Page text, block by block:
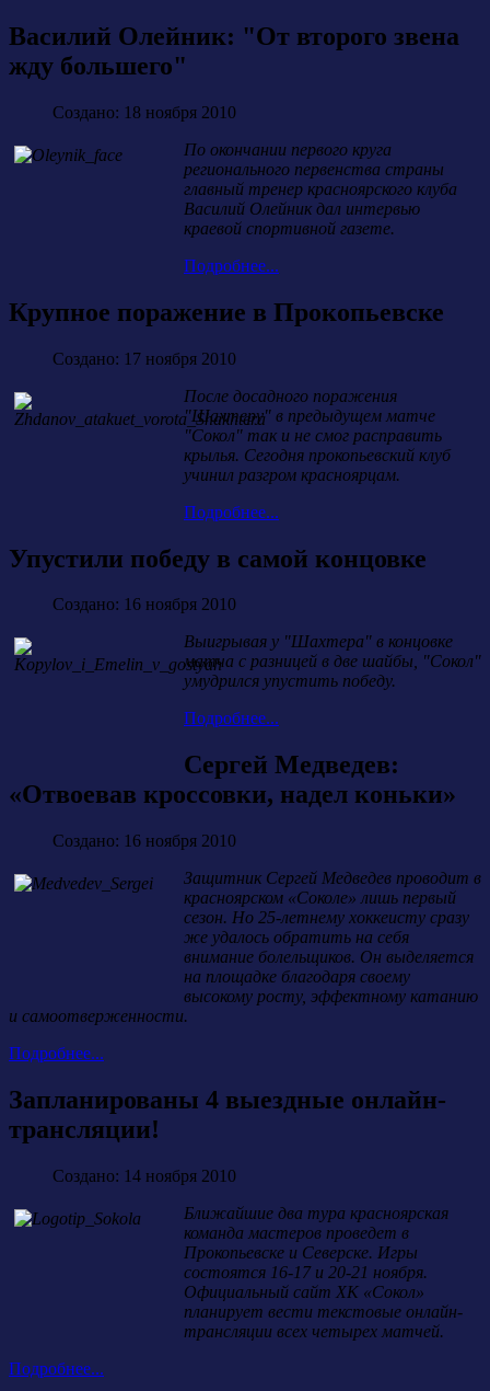
Василий Олейник: "От второго звена
жду большего"
Создано: 18 ноября 2010
По окончании первого круга
регионального первенства страны
главный тренер красноярского клуба
Василий Олейник дал интервью
краевой спортивной газете.
Подробнее...
Крупное поражение в Прокопьевске
Создано: 17 ноября 2010
После досадного поражения
"Шахтеру" в предыдущем матче
"Сокол" так и не смог расправить
крылья. Сегодня прокопьевский клуб
учинил разгром красноярцам.
Подробнее...
Упустили победу в самой концовке
Создано: 16 ноября 2010
Выигрывая у "Шахтера" в концовке
матча с разницей в две шайбы, "Сокол"
умудрился упустить победу.
Подробнее...
Сергей Медведев:
«Отвоевав кроссовки, надел коньки»
Создано: 16 ноября 2010
Защитник Сергей Медведев проводит в
красноярском «Соколе» лишь первый
сезон. Но 25-летнему хоккеисту сразу
же удалось обратить на себя
внимание болельщиков. Он выделяется
на площадке благодаря своему
высокому росту, эффектному катанию
и самоотверженности.
Подробнее...
Запланированы 4 выездные онлайн-
трансляции!
Создано: 14 ноября 2010
Ближайшие два тура красноярская
команда мастеров проведет в
Прокопьевске и Северске. Игры
состоятся 16-17 и 20-21 ноября.
Официальный сайт ХК «Сокол»
планирует вести текстовые онлайн-
трансляции всех четырех матчей.
Подробнее...